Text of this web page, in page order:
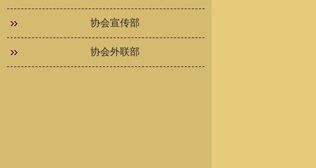
协会宣传部
协会外联部